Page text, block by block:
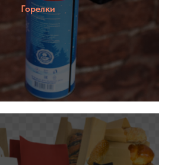
Горелки